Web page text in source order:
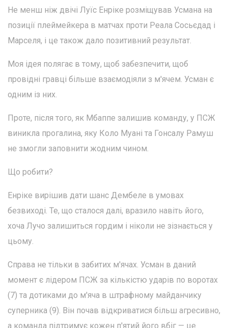
Не менш ніж двічі Луїс Енріке розміщував Усмана на
позиції плеймейкера в матчах проти Реала Сосьєдад і
Марселя, і це також дало позитивний результат.
Моя ідея полягає в тому, щоб забезпечити, щоб
провідні гравці більше взаємодіяли з м'ячем. Усман є
одним із них.
Проте, після того, як Мбаппе залишив команду, у ПСЖ
виникла прогалина, яку Коло Муані та Гонсалу Рамуш
не змогли заповнити жодним чином.
Що робити?
Енріке вирішив дати шанс Дембеле в умовах
безвиході. Те, що сталося далі, вразило навіть його,
хоча Лучо залишиться гордим і ніколи не зізнається у
цьому.
Справа не тільки в забитих м'ячах. Усман в даний
момент є лідером ПСЖ за кількістю ударів по воротах
(7) та дотиками до м'яча в штрафному майданчику
суперника (9). Він почав відкриватися більш агресивно,
а команда підтримує кожен п'ятий його вбіг — це